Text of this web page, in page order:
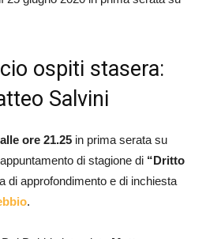
ospiti stasera:
Salvini
ore 21.25 in prima serata su
di stagione di “Dritto
di approfondimento e di inchiesta
.